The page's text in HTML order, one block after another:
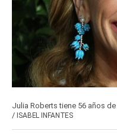
Julia Roberts tiene 56 años
/ ISABEL INFANTES